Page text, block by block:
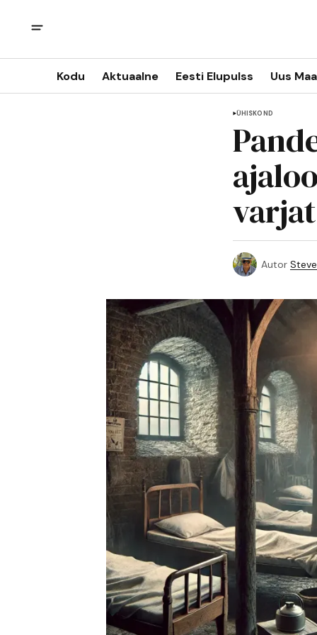
Kodu Aktuaalne Eesti Elupulss Uus
ÜHISKOND
Autor